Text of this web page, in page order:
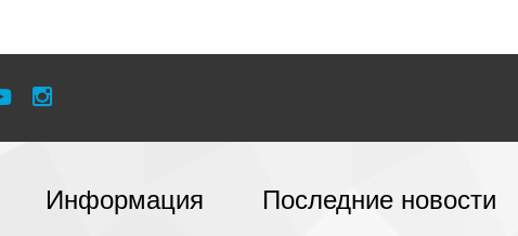
Информация Последние новости